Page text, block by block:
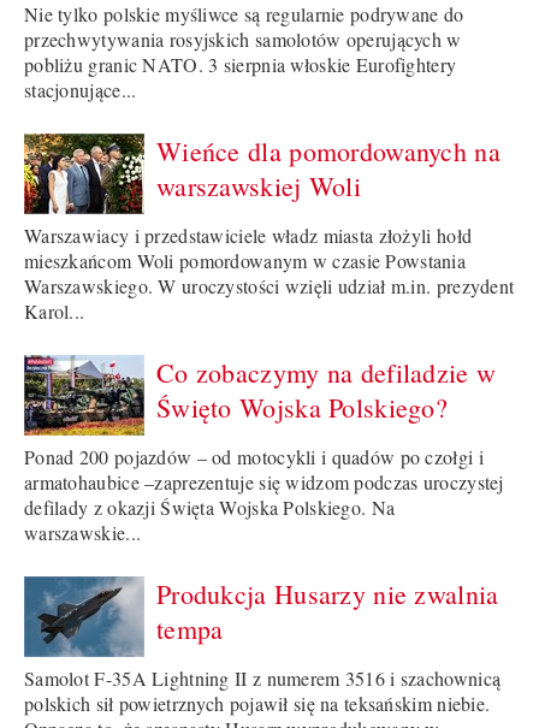
Nie tylko polskie myśliwce są regularnie podrywane do
przechwytywania rosyjskich samolotów operujących w
pobliżu granic NATO. 3 sierpnia włoskie Eurofightery
stacjonujące...
Wieńce dla pomordowanych na
warszawskiej Woli
Warszawiacy i przedstawiciele władz miasta złożyli hołd
mieszkańcom Woli pomordowanym w czasie Powstania
Warszawskiego. W uroczystości wzięli udział m.in. prezydent
Karol...
Co zobaczymy na defiladzie w
Święto Wojska Polskiego?
Ponad 200 pojazdów – od motocykli i quadów po czołgi i
armatohaubice –zaprezentuje się widzom podczas uroczystej
defilady z okazji Święta Wojska Polskiego. Na
warszawskie...
Produkcja Husarzy nie zwalnia
tempa
Samolot F-35A Lightning II z numerem 3516 i szachownicą
polskich sił powietrznych pojawił się na teksańskim niebie.